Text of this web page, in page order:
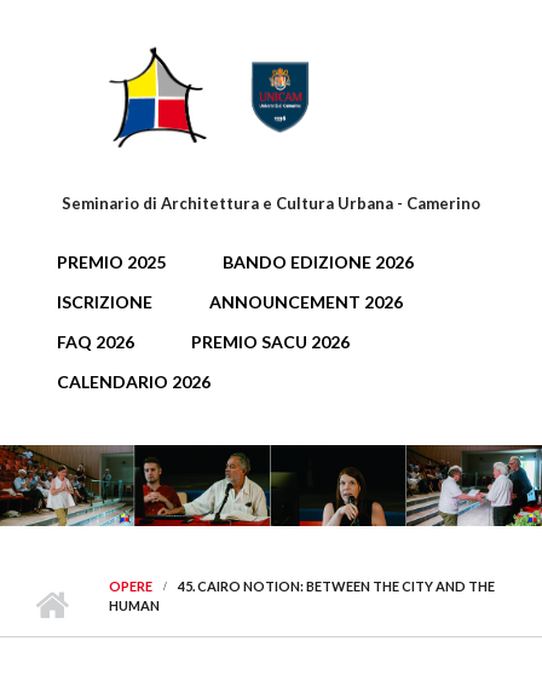
Seminario di Architettura e Cultura Urbana - Camerino
PREMIO 2025
BANDO EDIZIONE 2026
ISCRIZIONE
ANNOUNCEMENT 2026
FAQ 2026
PREMIO SACU 2026
CALENDARIO 2026
OPERE
45. CAIRO NOTION: BETWEEN THE CITY AND THE
HUMAN